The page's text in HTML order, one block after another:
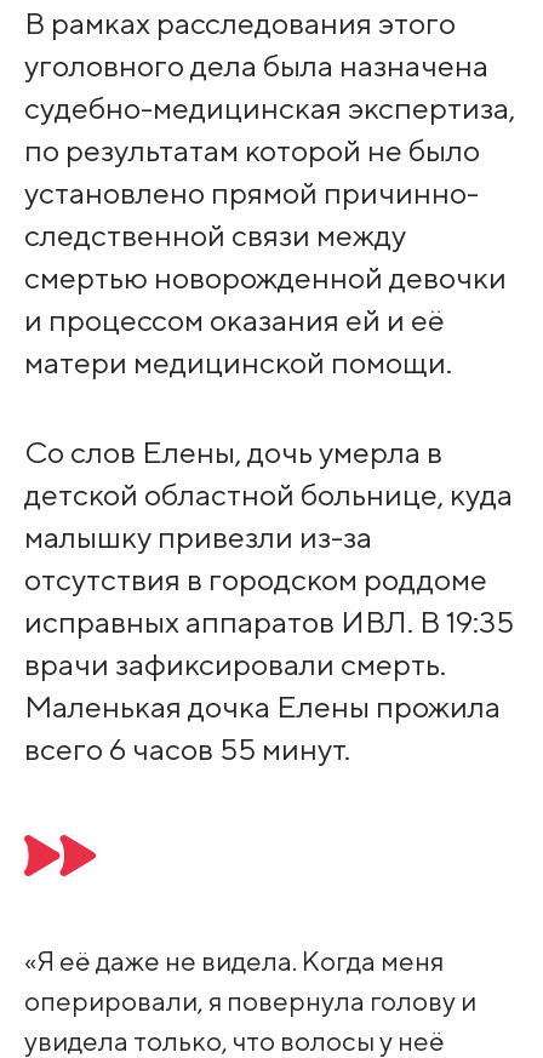
В рамках расследования этого
уголовного дела была назначена
судебно-медицинская экспертиза,
по результатам которой не было
установлено прямой причинно-
следственной связи между
смертью новорожденной девочки
и процессом оказания ей и её
матери медицинской помощи.
Со слов Елены, дочь умерла в
детской областной больнице, куда
малышку привезли из-за
отсутствия в городском роддоме
исправных аппаратов ИВЛ. В 19:35
врачи зафиксировали смерть.
Маленькая дочка Елены прожила
всего 6 часов 55 минут.
«Я её даже не видела. Когда меня
оперировали, я повернула голову и
увидела только, что волосы у неё